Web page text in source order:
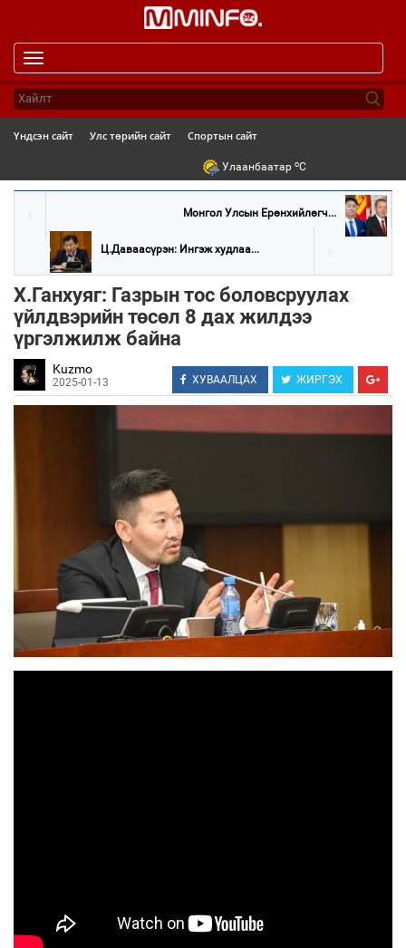
navigation
Үндсэн сайт Улс төрийн сайт Спортын сайт
Улаанбаатар oC
Монгол Улсын Ерөнхийлөгч...
Ц.Даваасүрэн: Ингэж худлаа...
Х.Ганхуяг: Газрын тос боловсруулах
үйлдвэрийн төсөл 8 дах жилдээ
үргэлжилж байна
Kuzmo
2025-01-13 ХУВААЛЦАХ ЖИРГЭХ